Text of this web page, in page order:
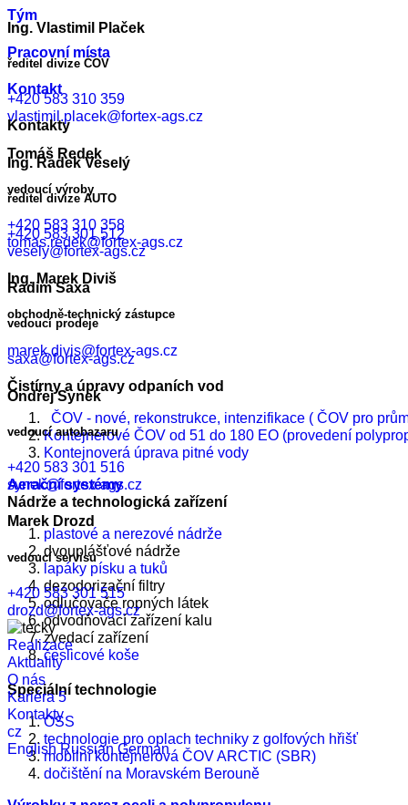
Tým
Pracovní místa
Kontakt
Kontakty
Ing. Radek Veselý
ředitel divize AUTO
+420 583 301 512
vesely@fortex-ags.cz
Radim Saxa
vedoucí prodeje
saxa@fortex-ags.cz
Ondřej Synek
vedoucí autobazaru
+420 583 301 516
synek@fortex-ags.cz
Marek Drozd
vedoucí servisu
+420 583 301 515
drozd@fortex-ags.cz
Realizace
Aktuality
O nás
Kariéra5
Kontakty
cz
EnglishRussianGerman
Ing. Vlastimil Plaček
ředitel divize ČOV
+420 583 310 359
vlastimil.placek@fortex-ags.cz
Tomáš Redek
vedoucí výroby
+420 583 310 358
tomas.redek@fortex-ags.cz
Ing. Marek Diviš
obchodně-technický zástupce
marek.divis@fortex-ags.cz
Čistírny a úpravy odpaních vod
ČOV - nové, rekonstrukce, intenzifikace ( ČOV pro
Kontejnerové ČOV od 51 do 180 EO (provedení
Kontejnoverá úprava pitné vody
Aerační systémy
Nádrže a technologická zařízení
plastové a nerezové nádrže
dvouplášťové nádrže
lapáky písku a tuků
dezodorizační filtry
odlučovače ropných látek
odvodňovací zařízení kalu
zvedací zařízení
česlicové koše
Speciální technologie
OSS
technologie pro oplach techniky z golfových hřišť
mobilní kontejnerová ČOV ARCTIC (SBR)
dočištění na Moravském Berouně